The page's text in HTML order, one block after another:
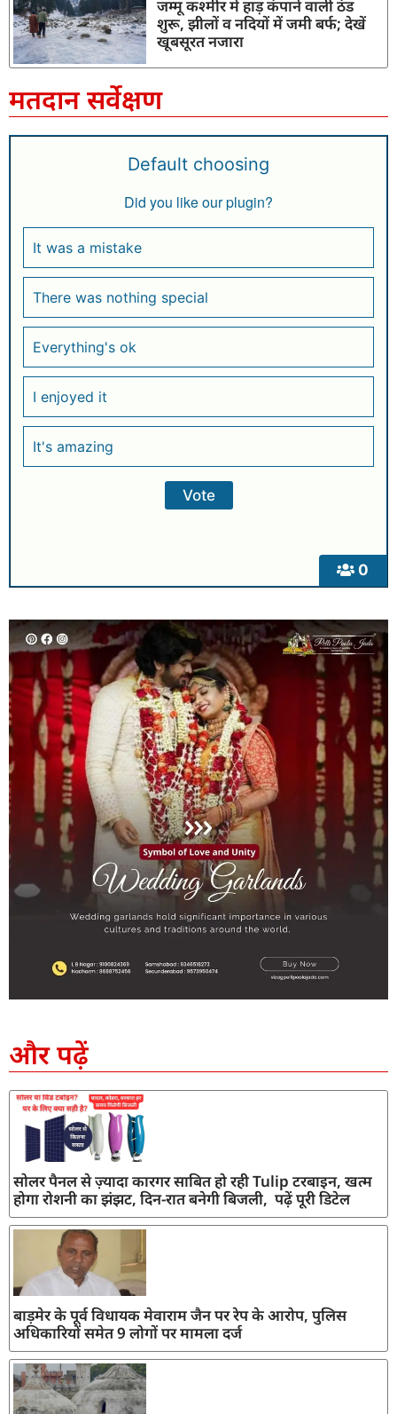
जम्मू कश्मीर में हाड़ कंपाने वाली ठंड
शुरू, झीलों व नदियों में जमी बर्फ; देखें
खूबसूरत नजारा
मतदान सर्वेक्षण
0
Default choosing
Did you like our plugin?
It was a mistake
There was nothing special
Everything's ok
I enjoyed it
It's amazing
और पढ़ें
सोलर पैनल से ज़्यादा कारगर साबित हो रही Tulip टरबाइन, खत्म
होगा रोशनी का झंझट, दिन-रात बनेगी बिजली, पढ़ें पूरी डिटेल
बाड़मेर के पूर्व विधायक मेवाराम जैन पर रेप के आरोप, पुलिस
अधिकारियों समेत 9 लोगों पर मामला दर्ज